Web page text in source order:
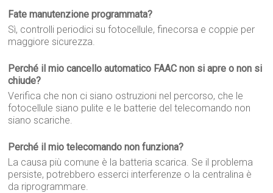
Fate manutenzione programmata?
Sì, controlli periodici su fotocellule, finecorsa e coppie per
maggiore sicurezza.
Perché il mio cancello automatico FAAC non si apre o non si
chiude?
Verifica che non ci siano ostruzioni nel percorso, che le
fotocellule siano pulite e le batterie del telecomando non
siano scariche.
Perché il mio telecomando non funziona?
La causa più comune è la batteria scarica. Se il problema
persiste, potrebbero esserci interferenze o la centralina è
da riprogrammare.